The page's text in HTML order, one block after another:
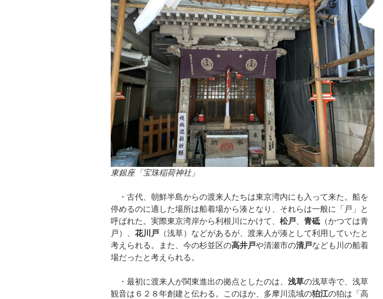
東銀座「宝珠稲荷神社」
・古代、朝鮮半島からの渡来人たちは東京湾内にも入って来た。船を
停めるのに適した場所は船着場から湊となり、それらは一般に「戸」と
呼ばれた。実際東京湾岸から利根川にかけて、 松戸 青砥 （かつては青
戸）、 花川戸 （浅草）などがあるが、渡来人が湊として利用していたと
考えられる。また、今の杉並区の高井戸や清瀬市の清戸なども川の船着
場だったと考えられる。
・最初に渡来人が関東進出の拠点としたのは、 浅草の浅草寺で、浅草
観音は６２８年創建と伝わる。このほか、多摩川流域の狛江の狛は「高